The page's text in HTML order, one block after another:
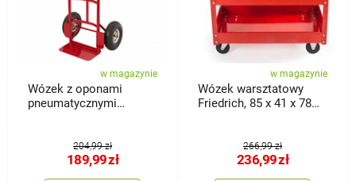
w magazynie
Wózek z oponami
pneumatycznymi
204,99 zł
189,99zł
w magazynie
Wózek warsztatowy
Friedrich, 85 x 41 x 78
266,99 zł
236,99zł